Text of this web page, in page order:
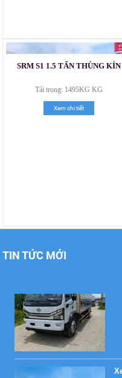
SRM S1 1.5 TẤN THÙNG KÍN
Tải trọng: 1495KG KG
Xem chi tiết
TIN TỨC MỚI